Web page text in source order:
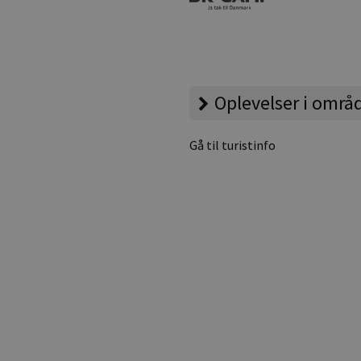
Oplevelser i
Gå til turistinfo